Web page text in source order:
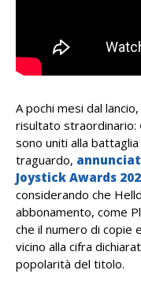
A pochi mesi dal
risultato straordinario:
sono uniti alla
traguardo,
Joystick Awards
considerando che
abbonamento, come
che il numero di
vicino alla cifra
popolarità del titolo.